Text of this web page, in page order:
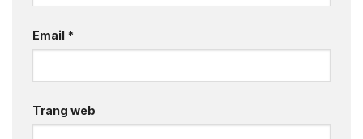
Email *
Trang web